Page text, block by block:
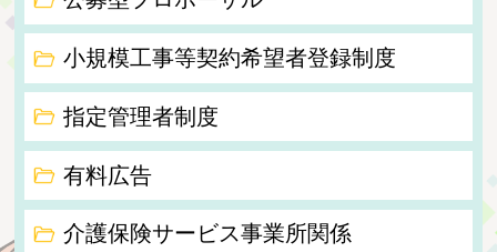
小規模工事等契約希望者登録制度
指定管理者制度
有料広告
介護保険サービス事業所関係